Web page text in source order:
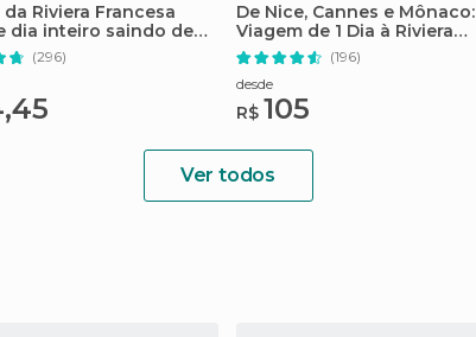
Riviera Francesa
dia inteiro saindo de
(296)
De Nice, Cannes e Mônaco:
Viagem de 1 Dia à Riviera
Francesa
(196)
desde
R$ 105
Ver todos